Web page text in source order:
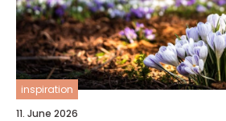
inspiration
11. June 2026